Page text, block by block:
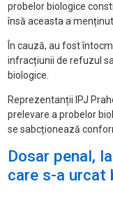
probelor biologice
însă aceasta a
În cauză, au fost
infracțiunii de refuzul
biologice.
Reprezentanții IPJ
prelevare a probelor
se sabcționează
Dosar penal,
care s-a urcat